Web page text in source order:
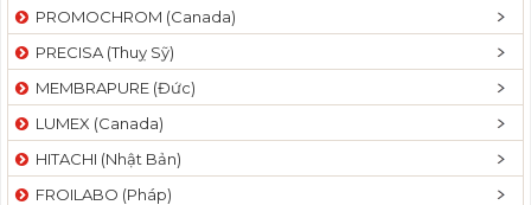
PROMOCHROM (Canada)
PRECISA (Thuỵ Sỹ)
MEMBRAPURE (Đức)
LUMEX (Canada)
HITACHI (Nhật Bản)
FROILABO (Pháp)